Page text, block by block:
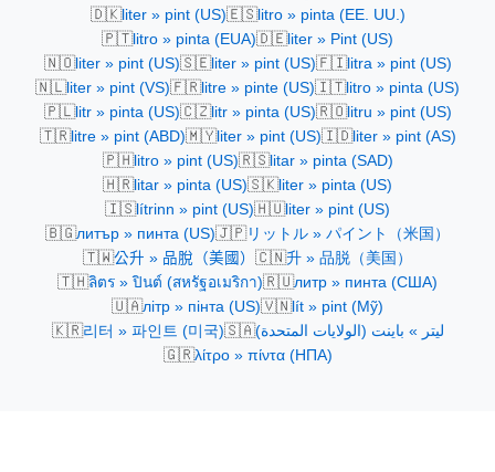
🇩🇰liter » pint (US)🇪🇸litro » pinta (EE. UU.)
🇵🇹litro » pinta (EUA)🇩🇪liter » Pint (US)
🇳🇴liter » pint (US)🇸🇪liter » pint (US)🇫🇮litra » pint (US)
🇳🇱liter » pint (VS)🇫🇷litre » pinte (US)🇮🇹litro » pinta (US)
🇵🇱litr » pinta (US)🇨🇿litr » pinta (US)🇷🇴litru » pint (US)
🇹🇷litre » pint (ABD)🇲🇾liter » pint (US)🇮🇩liter » pint (AS)
🇵🇭litro » pint (US)🇷🇸litar » pinta (SAD)
🇭🇷litar » pinta (US)🇸🇰liter » pinta (US)
🇮🇸lítrinn » pint (US)🇭🇺liter » pint (US)
🇧🇬литър » пинта (US)🇯🇵リットル » パイント（米国）
🇹🇼公升 » 品脫（美國） 🇨🇳升 » 品脱（美国）
🇹🇭ลิตร » ปินต์ (สหรัฐอเมริกา)🇷🇺литр » пинта (США)
🇺🇦літр » пінта (US)🇻🇳lít » pint (Mỹ)
🇰🇷리터 » 파인트 (미국)🇸🇦ليتر » باينت (الولايات المتحدة)
🇬🇷λίτρο » πίντα (ΗΠΑ)